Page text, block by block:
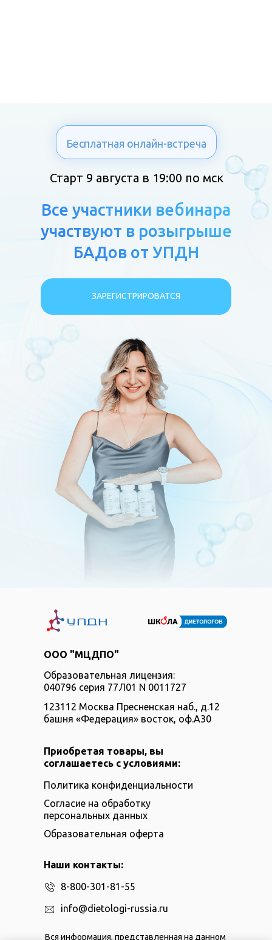
Старт 9 августа в 19:00 по мск
Все участники вебинара
участвуют в розыгрыше
БАДов от УПДН
ЗАРЕГИСТРИРОВАТСЯ
Бесплатная онлайн-встреча
8-800-301-81-55
info@dietologi-russia.ru
ООО "МЦДПО"
Образовательная лицензия:
040796 серия 77Л01 N 0011727
123112 Москва Пресненская наб., д.12
башня «Федерация» восток, оф.А30
Приобретая товары, вы
соглашаетесь с условиями:
Образовательная оферта
Наши контакты:
Согласие на обработку
персональных данных
Вся информация, представленная на данном
Политика конфиденциальности